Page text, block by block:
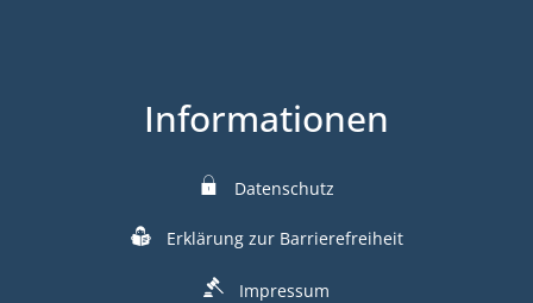
Informationen
Datenschutz
Erklärung zur Barrierefreiheit
Impressum